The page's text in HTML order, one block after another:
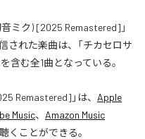
ミク) [2025 Remastered]」
された楽曲は、「チカセロサ
含む全1曲となっている。
Remastered] 」は、 Apple
Music、 Amazon Music
くことができる。